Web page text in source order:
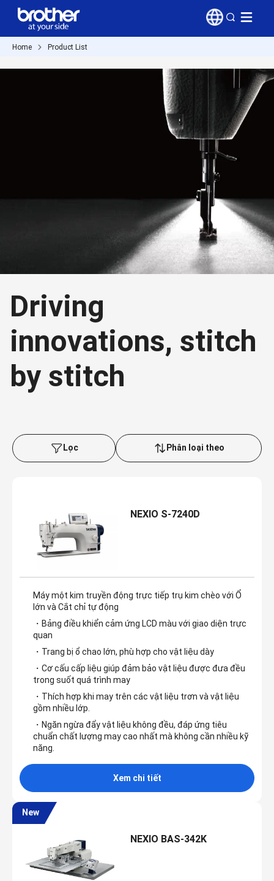
Home Product List
Driving
innovations, stitch
by stitch
Lọc Phân loại theo
NEXIO S-7240D
Máy một kim truyền động trực tiếp trụ kim chèo với Ổ
lớn và Cắt chỉ tự động
・Bảng điều khiển cảm ứng LCD màu với giao diện trực
quan
・Trang bị ổ chao lớn, phù hợp cho vật liệu dày
・Cơ cấu cấp liệu giúp đảm bảo vật liệu được đưa đều
trong suốt quá trình may
・Thích hợp khi may trên các vật liệu trơn và vật liệu
gồm nhiều lớp.
・Ngăn ngừa đẩy vật liệu không đều, đáp ứng tiêu
chuẩn chất lượng may cao nhất mà không cần nhiều kỹ
năng.
Xem chi tiết
New
NEXIO BAS-342K